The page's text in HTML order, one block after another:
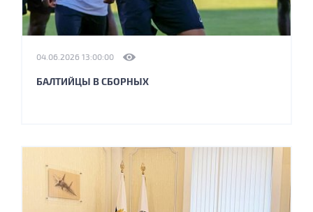
04.06.2026 13:00:00
БАЛТИЙЦЫ В СБОРНЫХ